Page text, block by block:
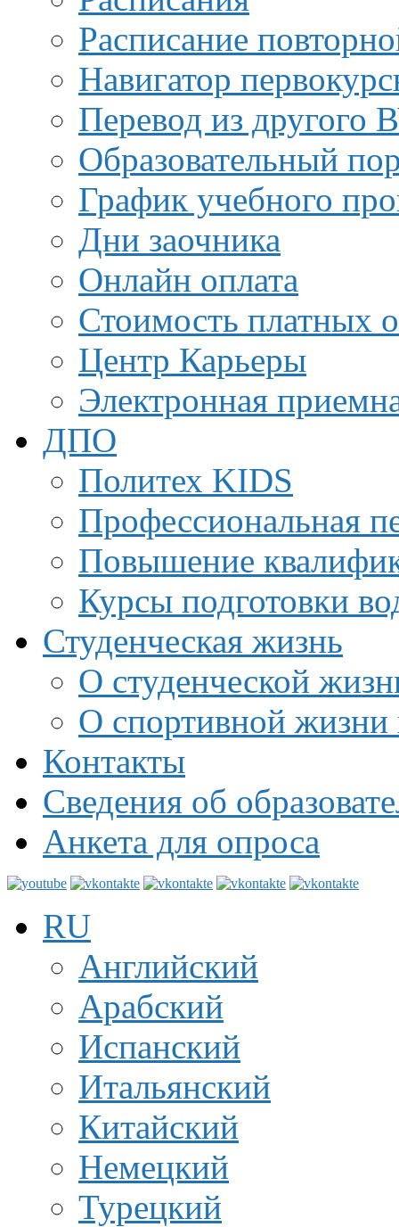
Расписание
Навигатор
Перевод из другого
Образовательный
График учебного
Дни заочника
Онлайн оплата
Стоимость платных
Центр Карьеры
Электронная
ДПО
Политех KIDS
Профессиональная
Повышение
Курсы подготовки
Студенческая жизнь
О студенческой
О спортивной жизни
Контакты
Сведения об
Анкета для опроса
RU
Английский
Арабский
Испанский
Итальянский
Китайский
Немецкий
Турецкий